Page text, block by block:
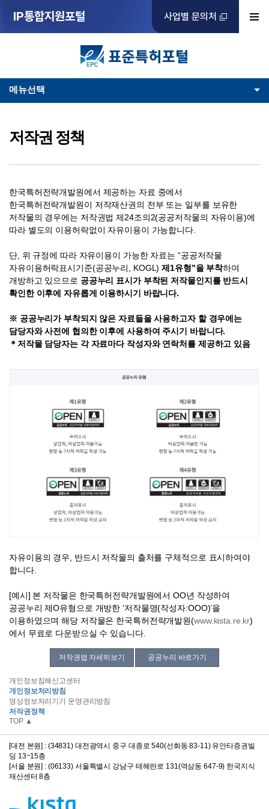
IP통합지원포털 사업별 문의처
메뉴선택
저작권 정책
한국특허전략개발원에서 제공하는 자료 중에서
한국특허전략개발원이 저작재산권의 전부 또는 일부를 보유한
저작물의 경우에는 저작권법 제24조의2(공공저작물의 자유이용)에
따라 별도의 이용허락없이 자유이용이 가능합니다.
단, 위 규정에 따라 자유이용이 가능한 자료는 “공공저작물
자유이용허락표시기준(공공누리, KOGL)제1유형”을 부착하여
개방하고 있으므로 공공누리 표시가 부착된 저작물인지를 반드시
확인한 이후에 자유롭게 이용하시기 바랍니다.
※ 공공누리가 부착되지 않은 자료들을 사용하고자 할 경우에는
담당자와 사전에 협의한 이후에 사용하여 주시기 바랍니다.
＊저작물 담당자는 각 자료마다 작성자와 연락처를 제공하고 있음
자유이용의 경우, 반드시 저작물의 출처를 구체적으로 표시하여야
합니다.
[예시] 본 저작물은 한국특허전략개발원에서 OO년 작성하여
공공누리 제O유형으로 개방한 ‘저작물명(작성자:OOO)’을
이용하였으며 해당 저작물은 한국특허전략개발원(www.kista.re.kr)
에서 무료로 다운받으실 수 있습니다.
저작권법 자세히보기 공공누리 바로가기
개인정보침해신고센터
개인정보처리방침
영상정보처리기기 운영관리방침
저작권정책
TOP ▲
[대전 본원] : (34831) 대전광역시 중구 대종로 540(선화동 83-11) 유안타증권빌
딩 13~15층
[서울 분원] : (06133) 서울특별시 강남구 테헤란로 131(역삼동 647-9) 한국지식
재산센터 8층